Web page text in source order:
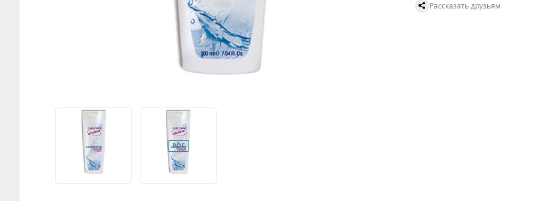
Рассказать друзьям